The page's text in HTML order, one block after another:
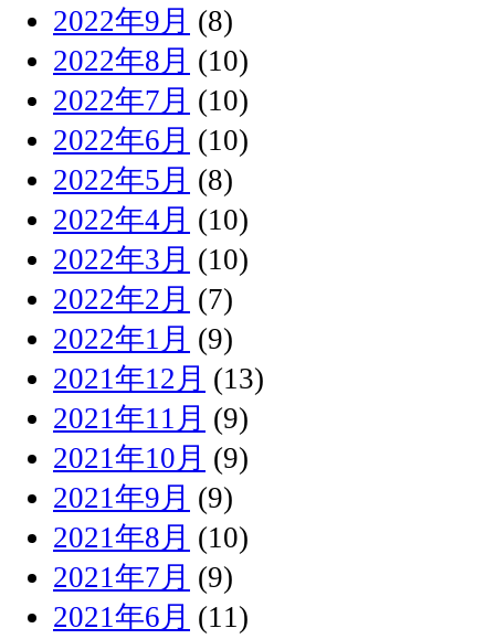
2022年9月 (8)
2022年8月 (10)
2022年7月 (10)
2022年6月 (10)
2022年5月 (8)
2022年4月 (10)
2022年3月 (10)
2022年2月 (7)
2022年1月 (9)
2021年12月 (13)
2021年11月 (9)
2021年10月 (9)
2021年9月 (9)
2021年8月 (10)
2021年7月 (9)
2021年6月 (11)